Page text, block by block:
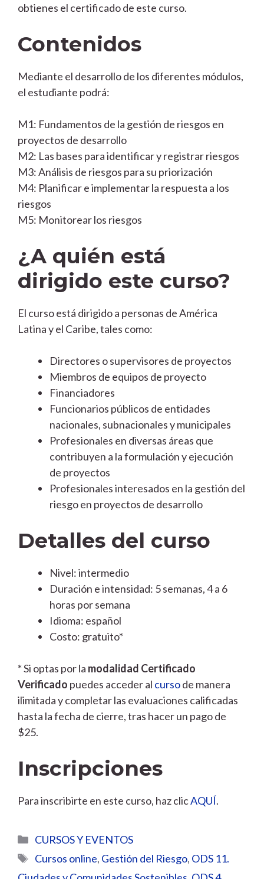
obtienes el certificado de este curso.
Contenidos
Mediante el desarrollo de los diferentes módulos,
el estudiante podrá:
M1: Fundamentos de la gestión de riesgos en
proyectos de desarrollo
M2: Las bases para identificar y registrar riesgos
M3: Análisis de riesgos para su priorización
M4: Planificar e implementar la respuesta a los
riesgos
M5: Monitorear los riesgos
¿A quién está
dirigido este curso?
El curso está dirigido a personas de América
Latina y el Caribe, tales como:
Directores o supervisores de proyectos
Miembros de equipos de proyecto
Financiadores
Funcionarios públicos de entidades
nacionales, subnacionales y municipales
Profesionales en diversas áreas que
contribuyen a la formulación y ejecución
de proyectos
Profesionales interesados en la gestión del
riesgo en proyectos de desarrollo
Detalles del curso
Nivel: intermedio
Duración e intensidad: 5 semanas, 4 a 6
horas por semana
Idioma: español
Costo: gratuito*
* Si optas por la modalidad Certificado
Verificado puedes acceder al cursode manera
ilimitada y completar las evaluaciones calificadas
hasta la fecha de cierre, tras hacer un pago de
$25.
Inscripciones
Para inscribirte en este curso, haz clicAQUÍ.
Categorías
CURSOS Y EVENTOS
Etiquetas
Cursos online, Gestión del Riesgo, ODS 11.